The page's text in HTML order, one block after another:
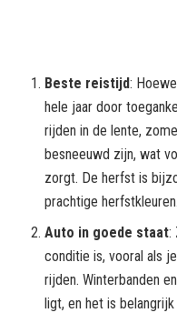
Beste reistijd:
hele jaar door
rijden in de lente,
besneeuwd zijn, wat
zorgt. De herfst is
prachtige herfstkleuren.
Auto in goede staat:
conditie is, vooral als
rijden. Winterbanden
ligt, en het is